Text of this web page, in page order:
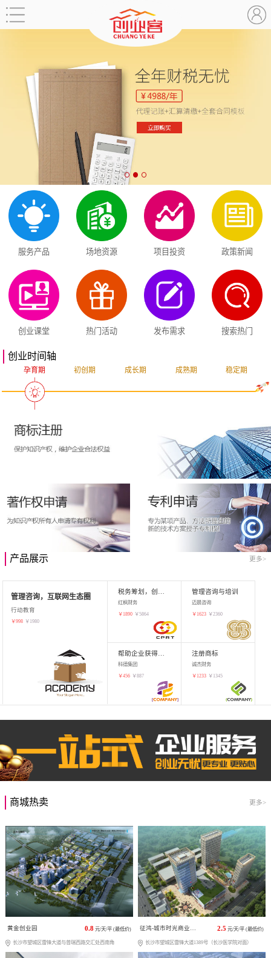
服务产品 场地资源 项目投资 政策新闻
创业课堂 热门活动 发布需求 搜索热门
创业时间轴
孕育期 初创期 成长期 成熟期 稳定期
产品展示 更多>
管理咨询，互联网生态圈
行动教育
￥998 ￥ 1980
红枫财务
￥ 1890 ￥5864
管理咨询与培训
迈晨咨询
￥ 1623 ￥2360
科德集团
￥456 ￥887
注册商标
诚杰财务
￥ 1233 ￥ 1345
商城热卖 更多>
黄金创业园 0.8 元/天/平 (最低价)
长沙市望城区雷锋大道与普瑞西路交汇处西南角
征鸿-城市时光商业广场 2.5 元/天/平 (最低价)
长沙市望城区雷锋大道1389号（长沙医学院对面）